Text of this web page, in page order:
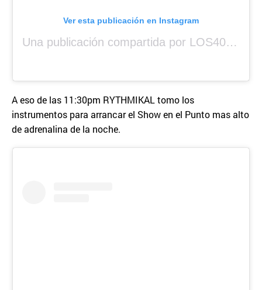
Ver esta publicación en Instagram
Una publicación compartida por LOS40 Panamá (@los40panama)
A eso de las 11:30pm RYTHMIKAL tomo los
instrumentos para arrancar el Show en el Punto mas alto
de adrenalina de la noche.